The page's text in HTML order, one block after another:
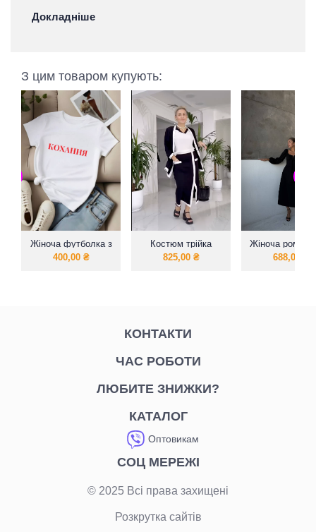
Докладніше
З цим товаром купують:
Жіноча футболка з
надписом Кохання
400,00 ₴
Костюм трійка
елегантний
825,00 ₴
Жіноча
сукня з
688,00
КОНТАКТИ
ЧАС РОБОТИ
ЛЮБИТЕ ЗНИЖКИ?
КАТАЛОГ
Оптовикам
СОЦ МЕРЕЖІ
© 2025 Всі права захищені
Розкрутка сайтів